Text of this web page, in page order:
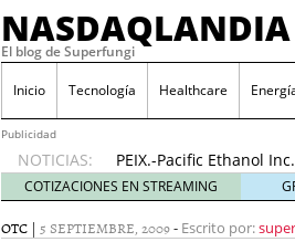
NASDAQLANDIA
El blog de Superfungi
Inicio Tecnología Healthcare
Publicidad
NOTICIAS:
ODP.-Office Depot
2016
NVAX.-Novavax
PEIX.-Pacific Ethanol
(Actu..31/10/2016)
31
Pruebas de Gráficos 23
HIMX.-Himax
COTIZACIONES EN STREAMING
OTC | 5 SEPTIEMBRE, 2009- Escrito por: